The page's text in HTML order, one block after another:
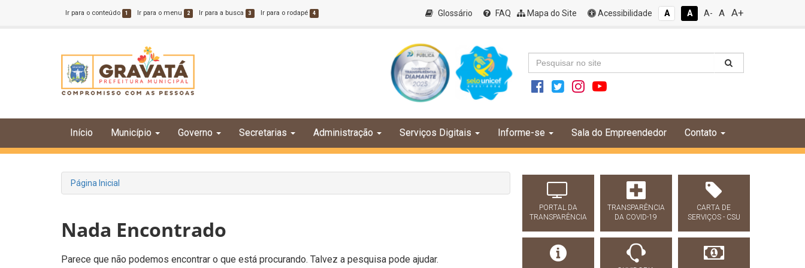
Ir para o conteúdo 1 Ir para o menu 2 Ir para a busca 3 Ir para o rodapé 4 Glossário FAQ Mapa do Site Acessibilidade A A A- A A+
Início Município Governo Secretarias Administração Serviços Digitais Informe-se Sala do Empreendedor Contato
Página Inicial
Nada Encontrado
Parece que não podemos encontrar o que está procurando. Talvez a pesquisa pode ajudar.
PORTAL DA
TRANSPARÊNCIA
TRANSPARÊNCIA
DA COVID-19
CARTA DE
SERVIÇOS - CSU